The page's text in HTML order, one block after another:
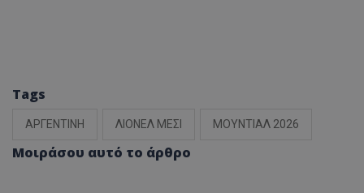
Tags
ΑΡΓΕΝΤΙΝΗ ΛΙΟΝΕΛ ΜΕΣΙ ΜΟΥΝΤΙΑΛ 2026
Μοιράσου αυτό το άρθρο